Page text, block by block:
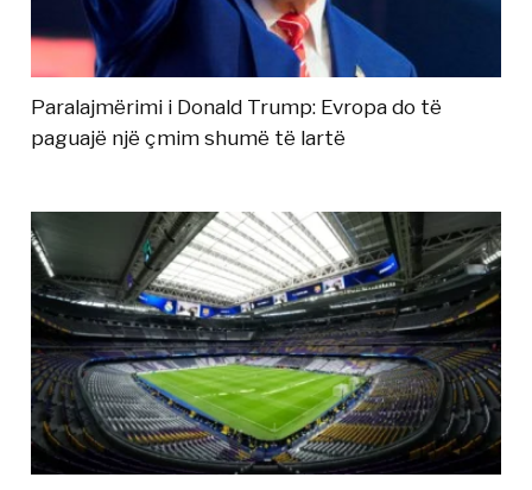
Paralajmërimi i Donald Trump: Evropa do të
paguajë një çmim shumë të lartë